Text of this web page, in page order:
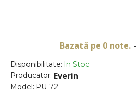
Disponibilitate: In Stoc
Producator: Everin
Model: PU-72
Bazată pe 0 note. -